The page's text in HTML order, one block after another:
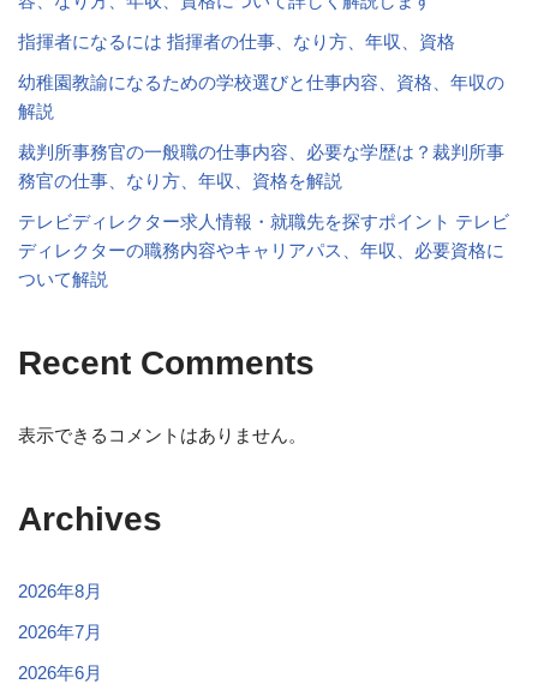
指揮者になるには 指揮者の仕事、なり方、年収、資格
幼稚園教諭になるための学校選びと仕事内容、資格、年収の
解説
裁判所事務官の一般職の仕事内容、必要な学歴は？裁判所事
務官の仕事、なり方、年収、資格を解説
テレビディレクター求人情報・就職先を探すポイント テレビ
ディレクターの職務内容やキャリアパス、年収、必要資格に
ついて解説
Recent Comments
表示できるコメントはありません。
Archives
2026年8月
2026年7月
2026年6月